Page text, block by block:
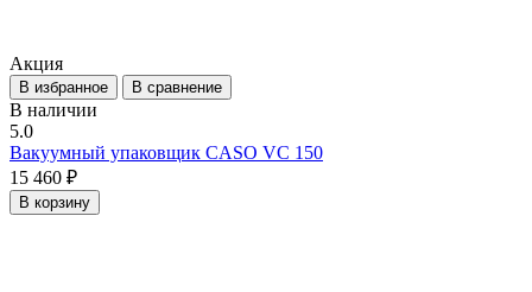
Акция
В избранное В сравнение
В наличии
5.0
Вакуумный упаковщик CASO VC 150
15 460 ₽
В корзину